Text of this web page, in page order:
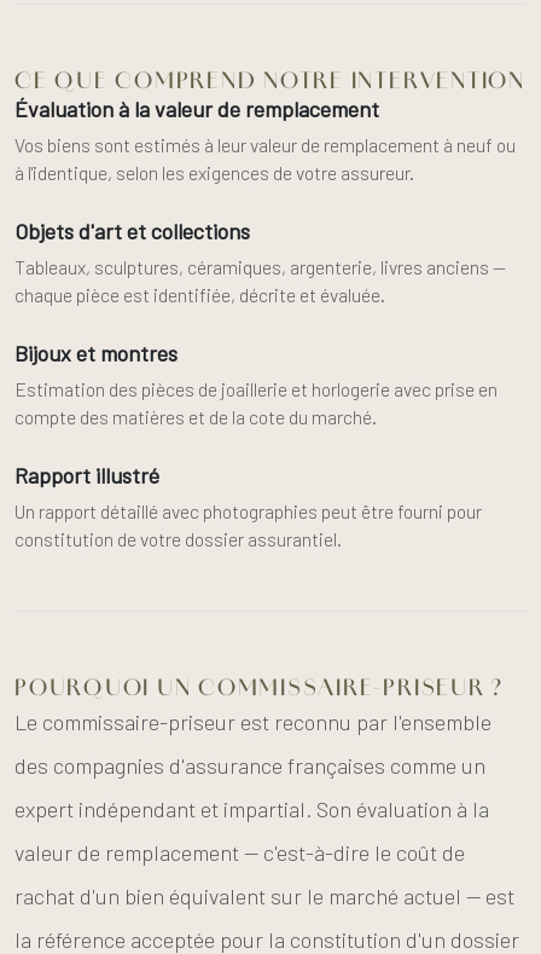
CE QUE COMPREND NOTRE INTERVENTION
Évaluation à la valeur de remplacement
Vos biens sont estimés à leur valeur de remplacement à neuf ou
à l'identique, selon les exigences de votre assureur.
Objets d'art et collections
Tableaux, sculptures, céramiques, argenterie, livres anciens —
chaque pièce est identifiée, décrite et évaluée.
Bijoux et montres
Estimation des pièces de joaillerie et horlogerie avec prise en
compte des matières et de la cote du marché.
Rapport illustré
Un rapport détaillé avec photographies peut être fourni pour
constitution de votre dossier assurantiel.
POURQUOI UN COMMISSAIRE-PRISEUR ?
Le commissaire-priseur est reconnu par l'ensemble
des compagnies d'assurance françaises comme un
expert indépendant et impartial. Son évaluation à la
valeur de remplacement — c'est-à-dire le coût de
rachat d'un bien équivalent sur le marché actuel — est
la référence acceptée pour la constitution d'un dossier